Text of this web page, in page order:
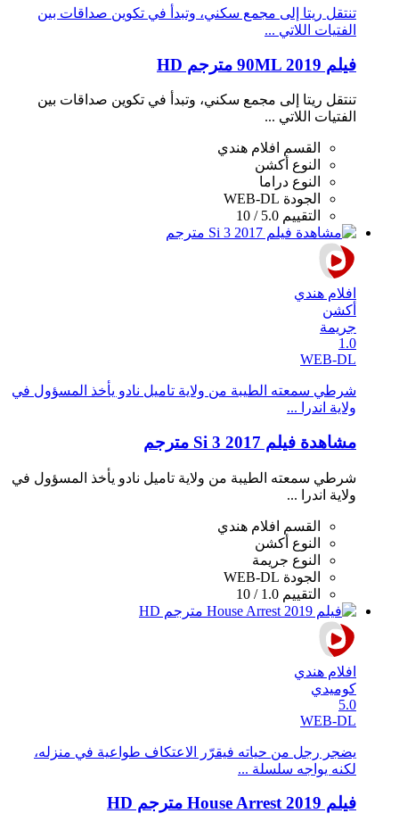
تنتقل ريتا إلى مجمع سكني، وتبدأ في تكوين صداقات بين
الفتيات اللاتي ...
فيلم 90ML 2019 مترجم HD
تنتقل ريتا إلى مجمع سكني، وتبدأ في تكوين صداقات بين
الفتيات اللاتي ...
القسم
افلام هندي
النوع أكشن
النوع دراما
الجودة WEB-DL
التقييم 5.0 / 10
افلام هندي
أكشن
جريمة
1.0
WEB-DL
شرطي سمعته الطيبة من ولاية تاميل نادو يأخذ المسؤول في
ولاية اندرا ...
مشاهدة فيلم Si 3 2017 مترجم
شرطي سمعته الطيبة من ولاية تاميل نادو يأخذ المسؤول في
ولاية اندرا ...
القسم
افلام هندي
النوع أكشن
النوع جريمة
الجودة WEB-DL
التقييم 1.0 / 10
افلام هندي
كوميدي
5.0
WEB-DL
يضجر رجل من حياته فيقرّر الاعتكاف طواعية في منزله،
لكنه يواجه سلسلة ...
فيلم House Arrest 2019 مترجم HD